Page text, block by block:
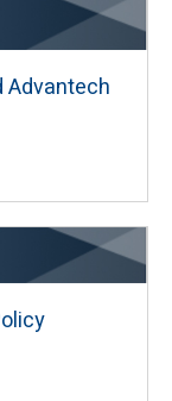
Advantech